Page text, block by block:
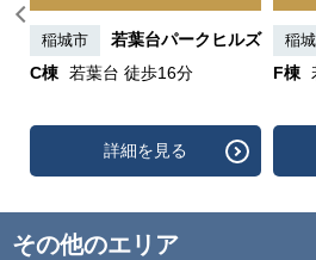
稲城市
若葉台パークヒルズ
C棟 若葉台 徒歩16分
詳細を見る
稲
F棟
その他のエリア